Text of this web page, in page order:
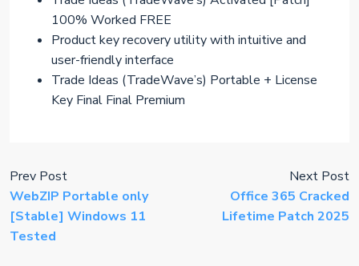
100% Worked FREE
Product key recovery utility with intuitive and
user-friendly interface
Trade Ideas (TradeWave’s) Portable + License
Key Final Final Premium
Prev Post
WebZIP Portable only
[Stable] Windows 11
Tested
Next Post
Office 365 Cracked
Lifetime Patch 2025